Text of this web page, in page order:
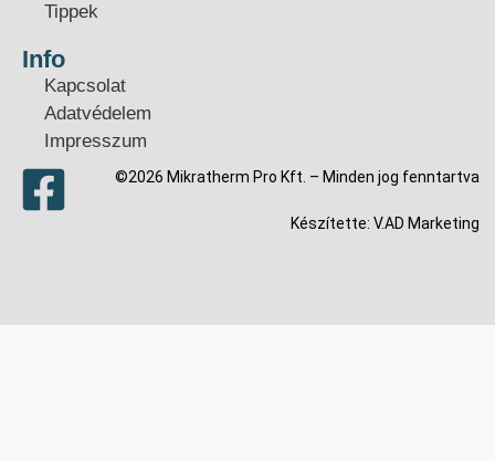
Tippek
Info
Kapcsolat
Adatvédelem
Impresszum
©2026 Mikratherm Pro Kft. – Minden jog fenntartva​
Készítette: V.AD Marketing